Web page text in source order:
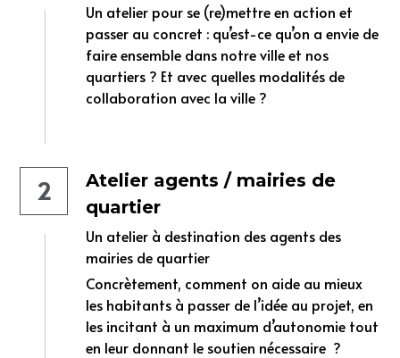
Un atelier pour se (re)mettre en action et
passer au concret : qu’est-ce qu’on a envie de
faire ensemble dans notre ville et nos
quartiers ? Et avec quelles modalités de
collaboration avec la ville ?
2
Atelier agents / mairies de
quartier
Un atelier à destination des agents des
mairies de quartier
Concrètement, comment on aide au mieux
les habitants à passer de l’idée au projet, en
les incitant à un maximum d’autonomie tout
en leur donnant le soutien nécessaire  ?